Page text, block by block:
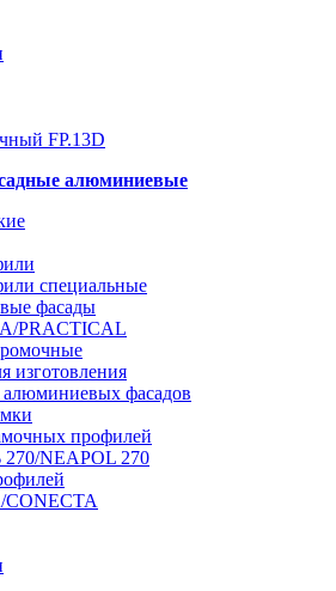
алюминиевые
специальные
фасады
PRACTICAL
изготовления
фасадов
профилей
NEAPOL 270